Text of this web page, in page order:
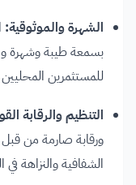
الشهرة والموثوقية:
بسمعة طيبة وشهرة
للمستثمرين
التنظيم والرقابة
ورقابة صارمة من
الشفافية والنزاهة في